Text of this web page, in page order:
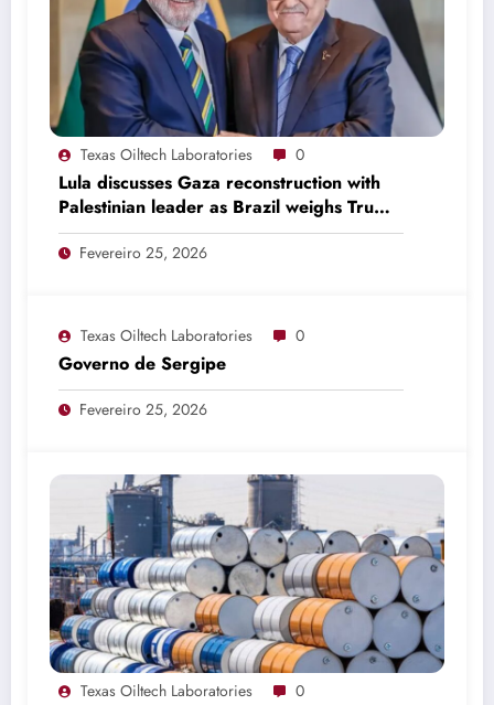
Texas Oiltech Laboratories 0
Lula discusses Gaza reconstruction with
Palestinian leader as Brazil weighs Trump
invitation
Fevereiro 25, 2026
Texas Oiltech Laboratories 0
Governo de Sergipe
Fevereiro 25, 2026
Texas Oiltech Laboratories 0